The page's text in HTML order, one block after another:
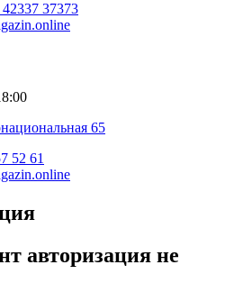
37373
65
52 61
авторизация не